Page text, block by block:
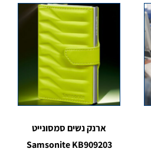
ארנק נשים סמסונייט
Samsonite KB909203